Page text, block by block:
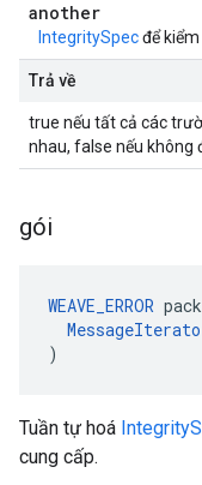
another
IntegritySpecđể
Trả về
true nếu tất cả các
nhau, false nếu không
gói
WEAVE_ERROR
)
Tuần tự hoá
cung cấp.